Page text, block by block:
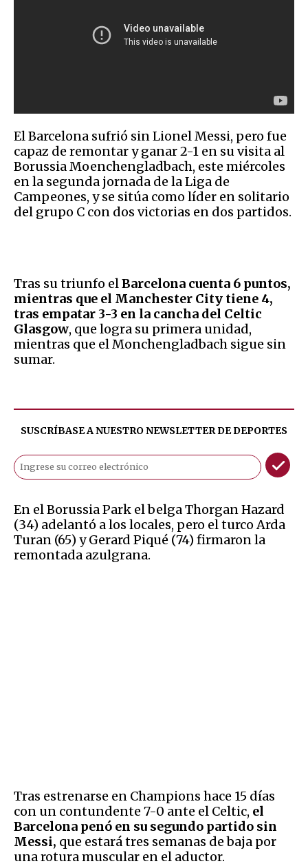
El Barcelona sufrió sin Lionel Messi, pero fue
capaz de remontar y ganar 2-1 en su visita al
Borussia Moenchengladbach, este miércoles
en la segunda jornada de la Liga de
Campeones, y se sitúa como líder en solitario
del grupo C con dos victorias en dos partidos.
Tras su triunfo elBarcelona cuenta 6 puntos,
mientras que el Manchester City tiene 4,
tras empatar 3-3 en la cancha del Celtic
Glasgow, que logra su primera unidad,
mientras que el Monchengladbach sigue sin
sumar.
SUSCRÍBASE A NUESTRO NEWSLETTER DEDEPORTES
En el Borussia Park el belga Thorgan Hazard
(34) adelantó a los locales, pero el turco Arda
Turan (65) y Gerard Piqué (74) firmaron la
remontada azulgrana.
Tras estrenarse en Champions hace 15 días
con un contundente 7-0 ante el Celtic, el
Barcelona penó en su segundo partido sin
Messi, que estará tres semanas de baja por
una rotura muscular en el aductor.